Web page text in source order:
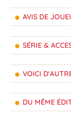
AVIS DE
SÉRIE &
VOICI
DU MÊME